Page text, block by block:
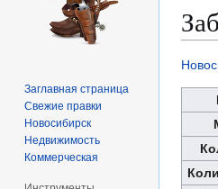
поиску
Заглавная страница
Свежие правки
Новосибирск
Недвижимость
Коммерческая